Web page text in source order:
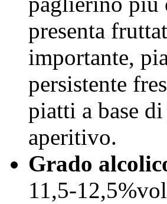
presenta
importante,
persistente
piatti a base
aperitivo.
Grado
11,5-